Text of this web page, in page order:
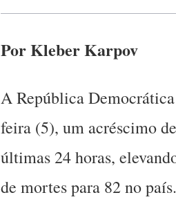
Por Kleber Karpov
A República
feira (5), um acréscimo
últimas 24 horas,
de mortes para 82 no